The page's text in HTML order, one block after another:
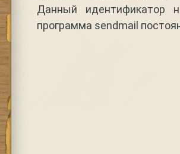
Данный идентификатор
программа sendmail